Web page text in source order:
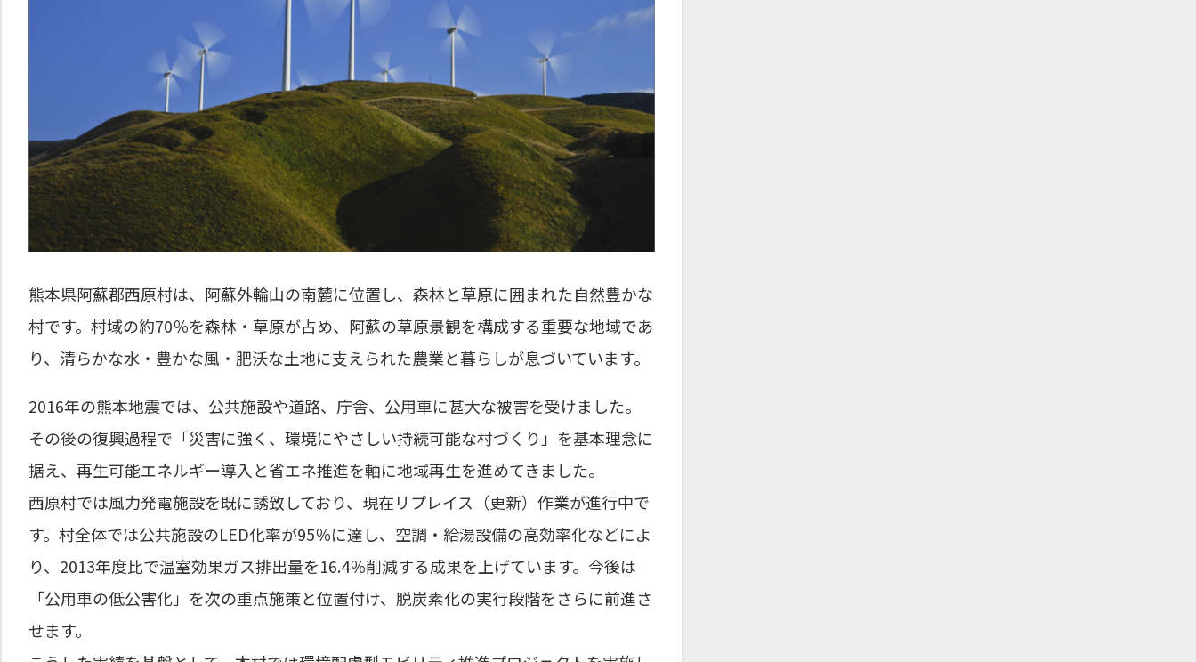
熊本県阿蘇郡西原村は、阿蘇外輪山の南麓に位置し、森林と草原に囲まれた自然豊かな
村です。村域の約70％を森林・草原が占め、阿蘇の草原景観を構成する重要な地域であ
り、清らかな水・豊かな風・肥沃な土地に支えられた農業と暮らしが息づいています。
2016年の熊本地震では、公共施設や道路、庁舎、公用車に甚大な被害を受けました。
その後の復興過程で「災害に強く、環境にやさしい持続可能な村づくり」を基本理念に
据え、再生可能エネルギー導入と省エネ推進を軸に地域再生を進めてきました。
西原村では風力発電施設を既に誘致しており、現在リプレイス（更新）作業が進行中で
す。村全体では公共施設のLED化率が95％に達し、空調・給湯設備の高効率化などによ
り、2013年度比で温室効果ガス排出量を16.4％削減する成果を上げています。今後は
「公用車の低公害化」を次の重点施策と位置付け、脱炭素化の実行段階をさらに前進さ
せます。